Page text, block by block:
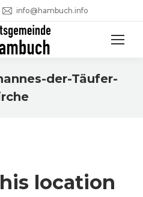
info@hambuch.info
der-Täufer-
location